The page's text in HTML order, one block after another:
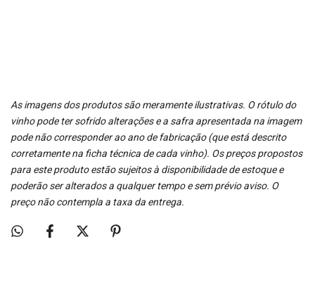
As imagens dos produtos são meramente ilustrativas. O rótulo do
vinho pode ter sofrido alterações e a safra apresentada na imagem
pode não corresponder ao ano de fabricação (que está descrito
corretamente na ficha técnica de cada vinho). Os preços propostos
para este produto estão sujeitos à disponibilidade de estoque e
poderão ser alterados a qualquer tempo e sem prévio aviso. O
preço não contempla a taxa da entrega.